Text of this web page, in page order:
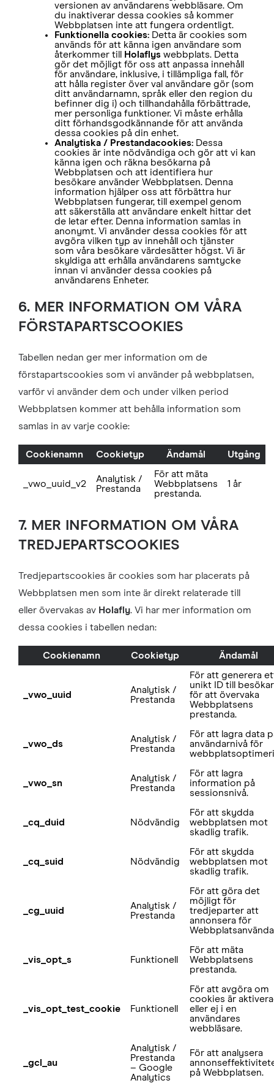
versionen av användarens webbläsare. Om
du inaktiverar dessa cookies så kommer
Webbplatsen inte att fungera ordentligt.
Funktionella cookies: Detta är cookies som
används för att känna igen användare som
återkommer till
Holaflys webbplats. Detta
gör det möjligt för oss att anpassa innehåll
för användare, inklusive, i tillämpliga fall, för
att hålla register över val användare gör (som
ditt användarnamn, språk eller den region du
befinner dig i) och tillhandahålla förbättrade,
mer personliga funktioner. Vi måste erhålla
ditt förhandsgodkännande för att använda
dessa cookies på din enhet.
Analytiska / Prestandacookies: Dessa
cookies är inte nödvändiga och gör att vi kan
känna igen och räkna besökarna på
Webbplatsen och att identifiera hur
besökare använder Webbplatsen. Denna
information hjälper oss att förbättra hur
Webbplatsen fungerar, till exempel genom
att säkerställa att användare enkelt hittar det
de letar efter. Denna information samlas in
anonymt. Vi använder dessa cookies för att
avgöra vilken typ av innehåll och tjänster
som våra besökare värdesätter högst. Vi är
skyldiga att erhålla användarens samtycke
innan vi använder dessa cookies på
användarens Enheter.
6. MER INFORMATION OM VÅRA
FÖRSTAPARTSCOOKIES
Tabellen nedan ger mer information om de
förstapartscookies som vi använder på webbplatsen,
varför vi använder dem och under vilken period
Webbplatsen kommer att behålla information som
samlas in av varje cookie:
Cookienamn Cookietyp Ändamål Utgång
_vwo_uuid_v2
Analytisk /
Prestanda
För att mäta
Webbplatsens
prestanda.
1 år
7. MER INFORMATION OM VÅRA
TREDJEPARTSCOOKIES
Tredjepartscookies är cookies som har placerats på
Webbplatsen men som inte är direkt relaterade till
eller övervakas av Holafly. Vi har mer information om
dessa cookies i tabellen nedan:
Cookienamn Cookietyp Ändamål
_vwo_uuid
Analytisk /
Prestanda
För att generera
unikt ID till
för att övervaka
Webbplatsens
prestanda.
_vwo_ds
Analytisk /
Prestanda
För att lagra data
användarnivå för
_vwo_sn
Analytisk /
Prestanda
För att lagra
information på
sessionsnivå.
_cq_duid Nödvändig
För att skydda
webbplatsen mot
skadlig trafik.
_cq_suid Nödvändig
För att skydda
webbplatsen mot
skadlig trafik.
_cg_uuid
Analytisk /
Prestanda
För att göra det
möjligt för
tredjeparter att
annonsera för
_vis_opt_s Funktionell
För att mäta
Webbplatsens
prestanda.
_vis_opt_test_cookie Funktionell
För att avgöra om
cookies är
eller ej i en
användares
webbläsare.
_gcl_au
Analytisk /
Prestanda
– Google
Analytics
För att analysera
på Webbplatsen.